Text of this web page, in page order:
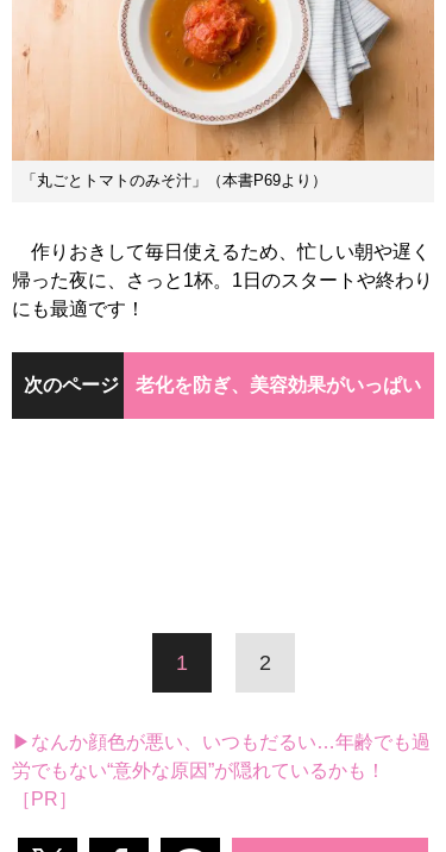
「丸ごとトマトのみそ汁」（本書P69より）
作りおきして毎日使えるため、忙しい朝や遅く
帰った夜に、さっと1杯。1日のスタートや終わり
にも最適です！
次のページ 老化を防ぎ、美容効果がいっぱい
1 2
▶なんか顔色が悪い、いつもだるい…年齢でも過
労でもない“意外な原因”が隠れているかも！
［PR］